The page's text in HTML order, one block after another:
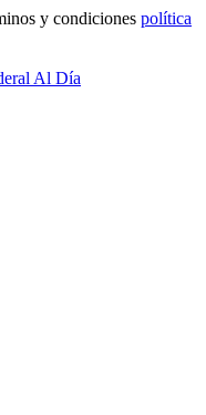
y condiciones política